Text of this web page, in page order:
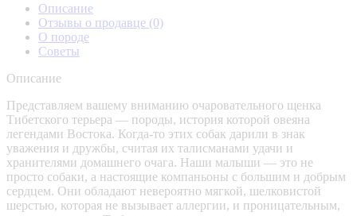
Описание
Отзывы о продавце (0)
О породе
Советы
Описание
Представляем вашему вниманию очаровательного щенка
Тибетского терьера — породы, история которой овеяна
легендами Востока. Когда-то этих собак дарили в знак
уважения и дружбы, считая их талисманами удачи и
хранителями домашнего очага. Наши малыши — это не
просто собаки, а настоящие компаньоны с большим и добрым
сердцем. Они обладают невероятно мягкой, шелковистой
шерстью, которая не вызывает аллергии, и проницательным,